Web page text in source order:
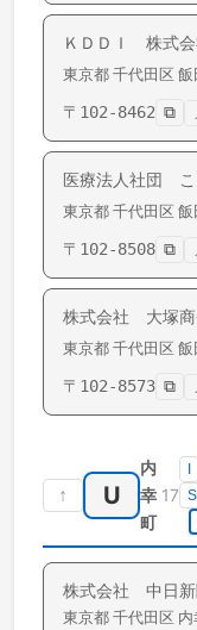
ＫＤＤＩ 株式
東京都 千代田区 飯
〒 102-8462 ⧉
医療法人社団 こ
東京都 千代田区 飯
〒 102-8508 ⧉
株式会社 大塚商
東京都 千代田区 飯
〒 102-8573 ⧉
↑ U
内
幸
町
17
I
株式会社 中日
東京都 千代田区 内